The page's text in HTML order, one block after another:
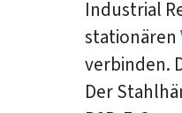
Industrial
stationären
verbinden.
Der